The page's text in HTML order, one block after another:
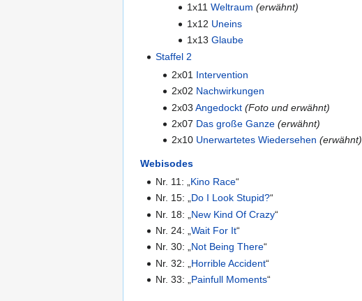
1x11Weltraum (erwähnt)
1x12 Uneins
1x13Glaube
Staffel 2
2x01 Intervention
2x02 Nachwirkungen
2x03 Angedockt (Foto und erwähnt)
2x07 Das große Ganze (erwähnt)
2x10 Unerwartetes Wiedersehen (erwähnt)
Webisodes
Nr. 11: Kino Race“
Nr. 15: Do I Look Stupid?“
Nr. 18: New Kind Of Crazy“
Nr. 24: „Wait For It“
Nr. 30:„Not Being There“
Nr. 32: Horrible Accident“
Nr. 33: Painfull Moments“